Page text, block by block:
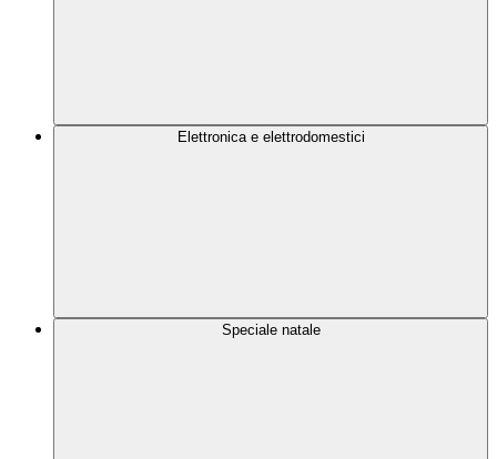
Elettronica e elettrodomestici
Speciale natale